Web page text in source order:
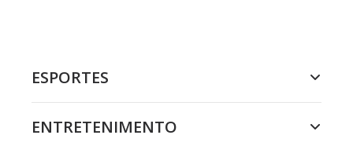
ESPORTES
ENTRETENIMENTO